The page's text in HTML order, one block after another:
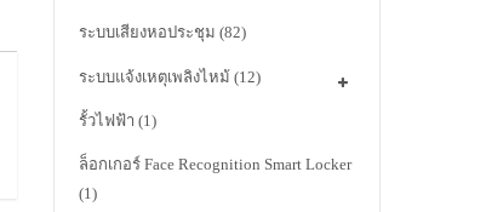
ระบบเสียงหอประชุม (82)
ระบบแจ้งเหตุเพลิงไหม้ (12)
รั้วไฟฟ้า (1)
ล็อกเกอร์ Face Recognition Smart Locker
(1)